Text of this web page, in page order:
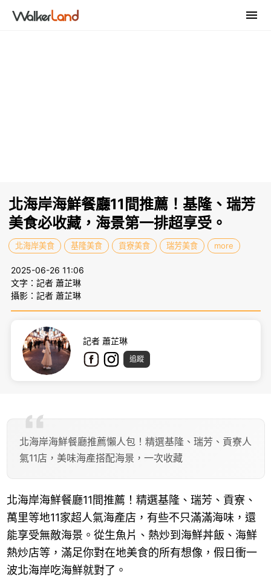
北海岸海鮮餐廳11間推薦！基隆、瑞芳
美食必收藏，海景第一排超享受。
北海岸美食 基隆美食 貢寮美食 瑞芳美食 more
2025-06-26 11:06
文字：記者 蕭芷琳
攝影：記者 蕭芷琳
記者 蕭芷琳
追蹤
北海岸海鮮餐廳推薦懶人包！精選基隆、瑞芳、貢寮人
氣11店，美味海產搭配海景，一次收藏
北海岸海鮮餐廳11間推薦！精選基隆、瑞芳、貢寮、
萬里等地11家超人氣海產店，有些不只滿滿海味，還
能享受無敵海景。從生魚片、熱炒到海鮮丼飯、海鮮
熱炒店等，滿足你對在地美食的所有想像，假日衝一
波北海岸吃海鮮就對了。